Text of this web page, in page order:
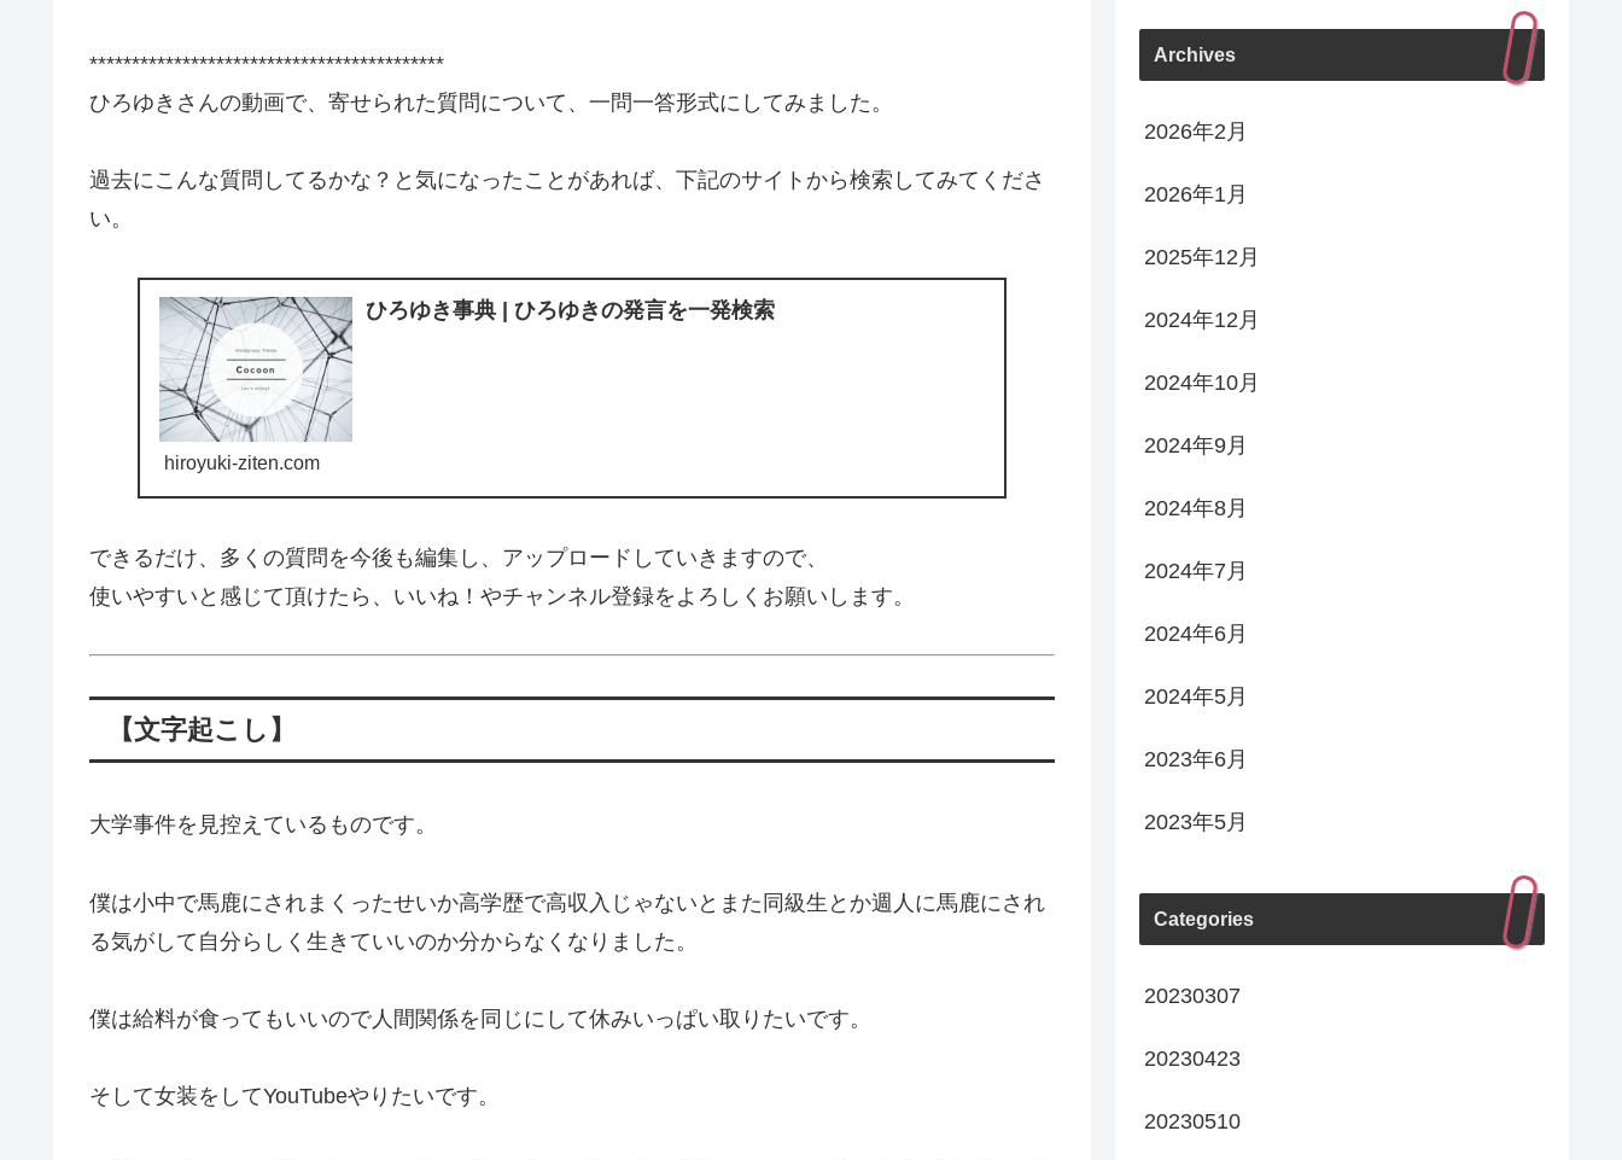
******************************************
ひろゆきさんの動画で、寄せられた質問について、一問一答形式にしてみました。
過去にこんな質問してるかな？と気になったことがあれば、下記のサイトから検索してみてくださ
い。
ひろゆき事典 | ひろゆきの発言を一発検索
hiroyuki-ziten.com
できるだけ、多くの質問を今後も編集し、アップロードしていきますので、
使いやすいと感じて頂けたら、いいね！やチャンネル登録をよろしくお願いします。
【文字起こし】
大学事件を見控えているものです。
僕は小中で馬鹿にされまくったせいか高学歴で高収入じゃないとまた同級生とか週人に馬鹿にされ
る気がして自分らしく生きていいのか分からなくなりました。
僕は給料が食ってもいいので人間関係を同じにして休みいっぱい取りたいです。
そして女装をしてYouTubeやりたいです。
Archives
2026年2月
2026年1月
2025年12月
2024年12月
2024年10月
2024年9月
2024年8月
2024年7月
2024年6月
2024年5月
2023年6月
2023年5月
Categories
20230307
20230423
20230510